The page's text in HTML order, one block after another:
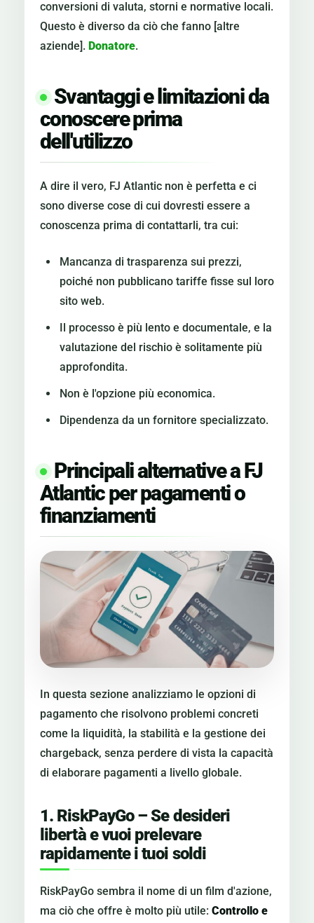
conversioni di valuta, storni e normative locali.
Questo è diverso da ciò che fanno [altre
aziende]. Donatore.
Svantaggi e limitazioni da
conoscere prima
dell'utilizzo
A dire il vero, FJ Atlantic non è perfetta e ci
sono diverse cose di cui dovresti essere a
conoscenza prima di contattarli, tra cui:
Mancanza di trasparenza sui prezzi,
poiché non pubblicano tariffe fisse sul loro
sito web.
Il processo è più lento e documentale, e la
valutazione del rischio è solitamente più
approfondita.
Non è l'opzione più economica.
Dipendenza da un fornitore specializzato.
Principali alternative a FJ
Atlantic per pagamenti o
finanziamenti
In questa sezione analizziamo le opzioni di
pagamento che risolvono problemi concreti
come la liquidità, la stabilità e la gestione dei
chargeback, senza perdere di vista la capacità
di elaborare pagamenti a livello globale.
1. RiskPayGo – Se desideri
libertà e vuoi prelevare
rapidamente i tuoi soldi
RiskPayGo sembra il nome di un film d'azione,
ma ciò che offre è molto più utile: Controllo e